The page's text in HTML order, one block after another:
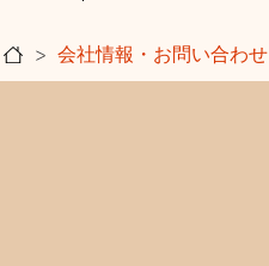
> 会社情報・お問い合わせ